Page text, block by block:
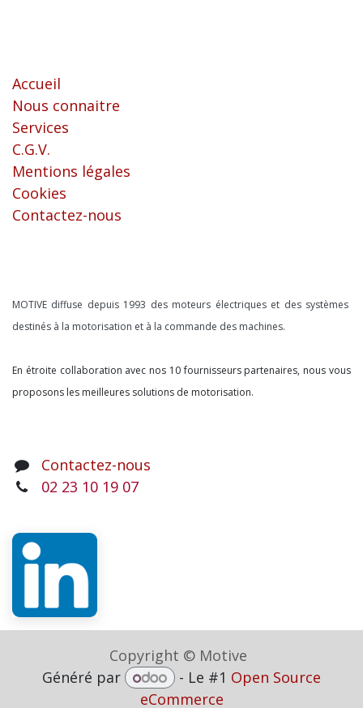
Accueil
Nous connaitre
Services
C.G.V.
Mentions légales
Cookies
Contactez-nous
MOTIVE diffuse depuis 1993 des moteurs électriques et des systèmes
destinés à la motorisation et à la commande des machines.
En étroite collaboration avec nos 10 fournisseurs partenaires, nous vous
proposons les meilleures solutions de motorisation.
Contactez-nous
02 23 10 19 07
Copyright © Motive
Généré par
- Le #1 Open Source
eCommerce